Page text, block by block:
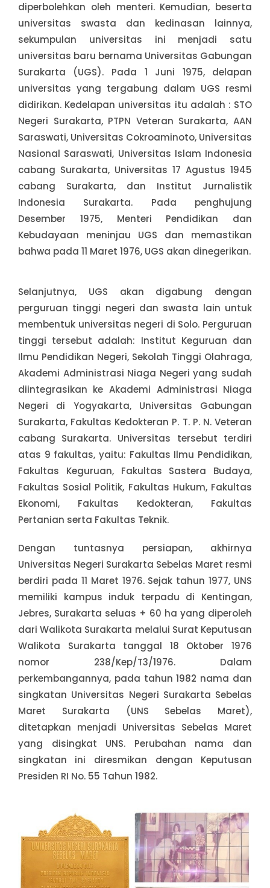
diperbolehkan oleh menteri. Kemudian, beserta
universitas swasta dan kedinasan lainnya,
sekumpulan universitas ini menjadi satu
universitas baru bernama Universitas Gabungan
Surakarta (UGS). Pada 1 Juni 1975, delapan
universitas yang tergabung dalam UGS resmi
didirikan. Kedelapan universitas itu adalah : STO
Negeri Surakarta, PTPN Veteran Surakarta, AAN
Saraswati, Universitas Cokroaminoto, Universitas
Nasional Saraswati, Universitas Islam Indonesia
cabang Surakarta, Universitas 17 Agustus 1945
cabang Surakarta, dan Institut Jurnalistik
Indonesia Surakarta. Pada penghujung
Desember 1975, Menteri Pendidikan dan
Kebudayaan meninjau UGS dan memastikan
bahwa pada 11 Maret 1976, UGS akan dinegerikan.
Selanjutnya, UGS akan digabung dengan
perguruan tinggi negeri dan swasta lain untuk
membentuk universitas negeri di Solo. Perguruan
tinggi tersebut adalah: Institut Keguruan dan
Ilmu Pendidikan Negeri, Sekolah Tinggi Olahraga,
Akademi Administrasi Niaga Negeri yang sudah
diintegrasikan ke Akademi Administrasi Niaga
Negeri di Yogyakarta, Universitas Gabungan
Surakarta, Fakultas Kedokteran P. T. P. N. Veteran
cabang Surakarta. Universitas tersebut terdiri
atas 9 fakultas, yaitu: Fakultas Ilmu Pendidikan,
Fakultas Keguruan, Fakultas Sastera Budaya,
Fakultas Sosial Politik, Fakultas Hukum, Fakultas
Ekonomi, Fakultas Kedokteran, Fakultas
Pertanian serta Fakultas Teknik.
Dengan tuntasnya persiapan, akhirnya
Universitas Negeri Surakarta Sebelas Maret resmi
berdiri pada 11 Maret 1976. Sejak tahun 1977, UNS
memiliki kampus induk terpadu di Kentingan,
Jebres, Surakarta seluas + 60 ha yang diperoleh
dari Walikota Surakarta melalui Surat Keputusan
Walikota Surakarta tanggal 18 Oktober 1976
nomor 238/Kep/T3/1976. Dalam
perkembangannya, pada tahun 1982 nama dan
singkatan Universitas Negeri Surakarta Sebelas
Maret Surakarta (UNS Sebelas Maret),
ditetapkan menjadi Universitas Sebelas Maret
yang disingkat UNS. Perubahan nama dan
singkatan ini diresmikan dengan Keputusan
Presiden RI No. 55 Tahun 1982.